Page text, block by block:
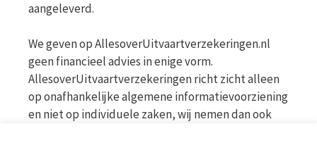
aangeleverd.
We geven op AllesoverUitvaartverzekeringen.nl
geen financieel advies in enige vorm.
AllesoverUitvaartverzekeringen richt zicht alleen
op onafhankelijke algemene informatievoorziening
en niet op individuele zaken, wij nemen dan ook